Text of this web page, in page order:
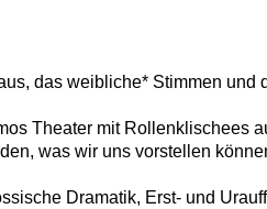
das weibliche* Stimmen
Theater mit Rollenklischees
was wir uns vorstellen
Dramatik, Erst- und